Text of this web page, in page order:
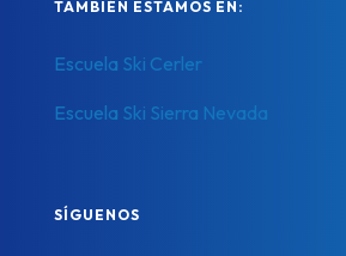
TAMBIÉN ESTAMOS EN:
Escuela Ski Cerler
Escuela Ski Sierra Nevada
SÍGUENOS